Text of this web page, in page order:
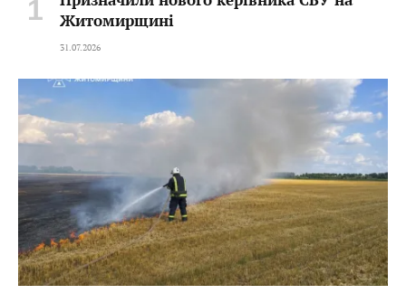
Житомирщині
31.07.2026